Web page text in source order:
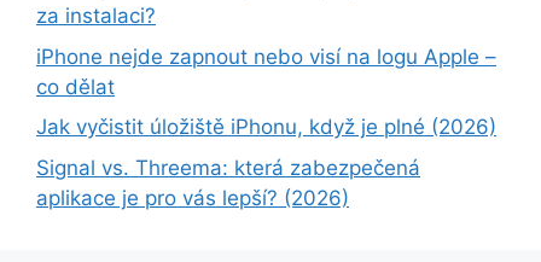
za instalaci?
iPhone nejde zapnout nebo visí na logu Apple –
co dělat
Jak vyčistit úložiště iPhonu, když je plné (2026)
Signal vs. Threema: která zabezpečená
aplikace je pro vás lepší? (2026)